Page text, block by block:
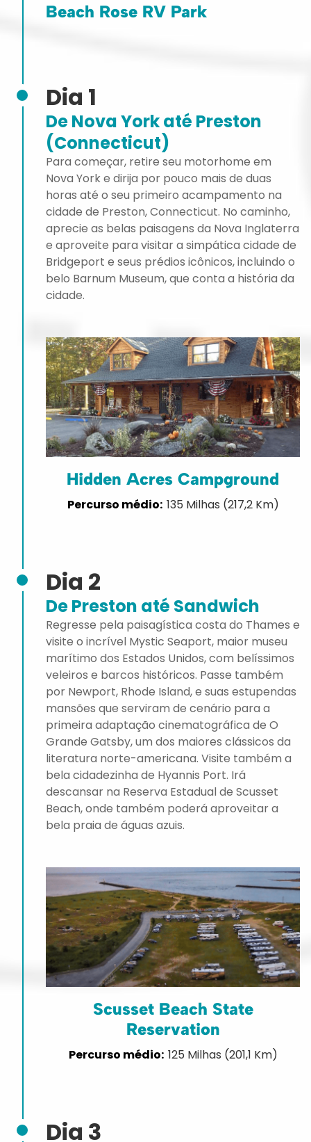
Beach Rose RV Park
Dia 1
De Nova York até Preston
(Connecticut)
Para começar, retire seu motorhome em
Nova York e dirija por pouco mais de duas
horas até o seu primeiro acampamento na
cidade de Preston, Connecticut. No caminho,
aprecie as belas paisagens da Nova Inglaterra
e aproveite para visitar a simpática cidade de
Bridgeport e seus prédios icônicos, incluindo o
belo Barnum Museum, que conta a história da
cidade.
Hidden Acres Campground
135 Milhas (217,2 Km)
Dia 2
De Preston até Sandwich
Regresse pela paisagística costa do Thames e
visite o incrível Mystic Seaport, maior museu
marítimo dos Estados Unidos, com belíssimos
veleiros e barcos históricos. Passe também
por Newport, Rhode Island, e suas estupendas
mansões que serviram de cenário para a
primeira adaptação cinematográfica de O
Grande Gatsby, um dos maiores clássicos da
literatura norte-americana. Visite também a
bela cidadezinha de Hyannis Port. Irá
descansar na Reserva Estadual de Scusset
Beach, onde também poderá aproveitar a
bela praia de águas azuis.
Scusset Beach State
Reservation
125 Milhas (201,1 Km)
Dia 3